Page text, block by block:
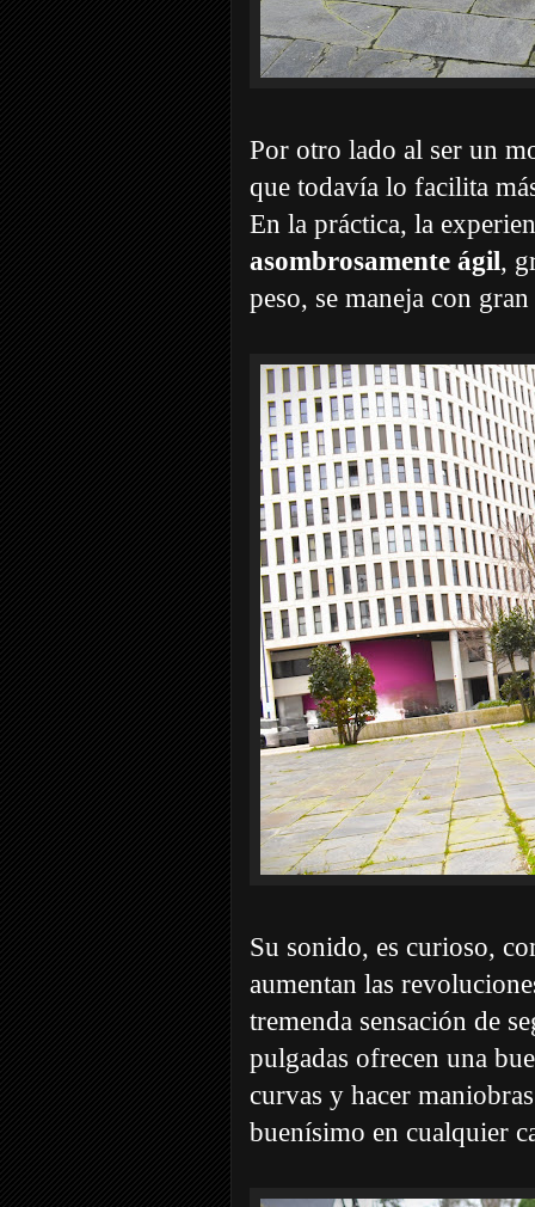
Por otro lado al ser un
que todavía lo facilita
En la práctica, la
asombrosamente ágil,
peso, se maneja con
Su sonido, es curioso,
aumentan las
tremenda sensación de
pulgadas ofrecen una
curvas y hacer
buenísimo en cualquier